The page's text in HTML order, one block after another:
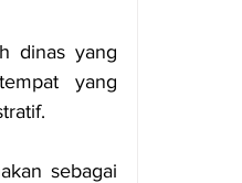
dinas yang
yang
sebagai